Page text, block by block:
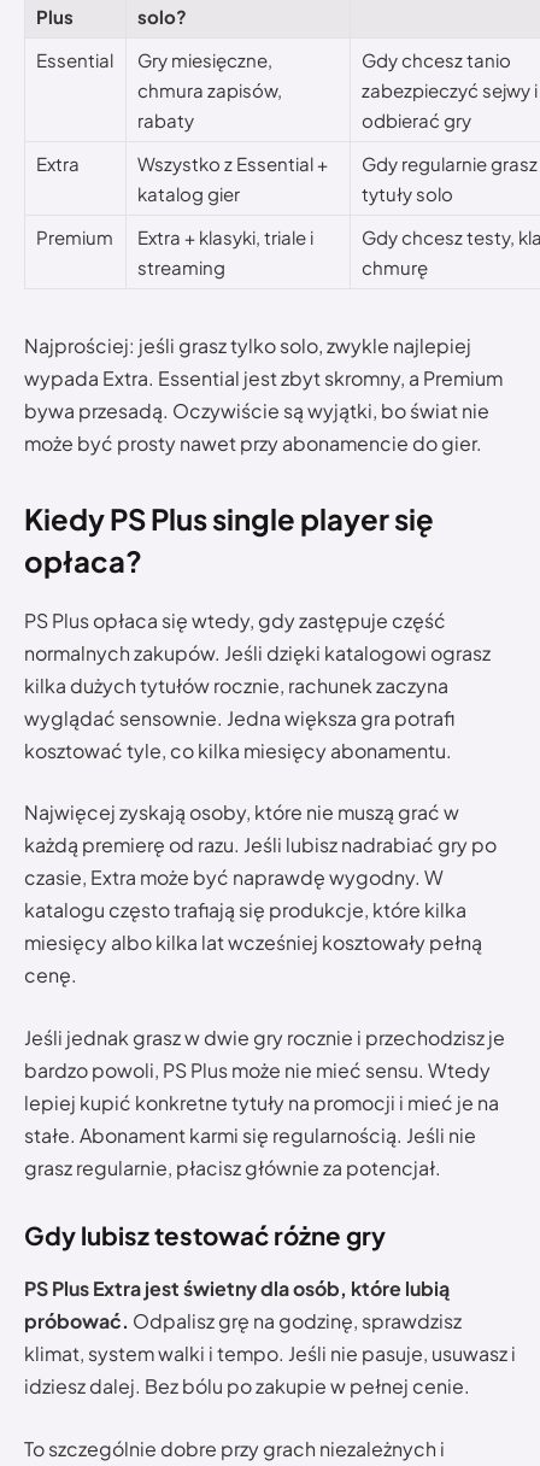
Plus
solo?
Essential
Gry miesięczne,
chmura zapisów,
rabaty
Gdy chcesz tanio
zabezpieczyć sejwy i
odbierać gry
Extra
Wszystko z Essential +
katalog gier
Gdy regularnie
tytuły solo
Premium
Extra + klasyki, triale i
streaming
Gdy chcesz testy,
chmurę
Najprościej: jeśli grasz tylko solo, zwykle najlepiej
wypada Extra. Essential jest zbyt skromny, a Premium
bywa przesadą. Oczywiście są wyjątki, bo świat nie
może być prosty nawet przy abonamencie do gier.
Kiedy PS Plus single player się
opłaca?
PS Plus opłaca się wtedy, gdy zastępuje część
normalnych zakupów. Jeśli dzięki katalogowi ograsz
kilka dużych tytułów rocznie, rachunek zaczyna
wyglądać sensownie. Jedna większa gra potrafi
kosztować tyle, co kilka miesięcy abonamentu.
Najwięcej zyskają osoby, które nie muszą grać w
każdą premierę od razu. Jeśli lubisz nadrabiać gry po
czasie, Extra może być naprawdę wygodny. W
katalogu często trafiają się produkcje, które kilka
miesięcy albo kilka lat wcześniej kosztowały pełną
cenę.
Jeśli jednak grasz w dwie gry rocznie i przechodzisz je
bardzo powoli, PS Plus może nie mieć sensu. Wtedy
lepiej kupić konkretne tytuły na promocji i mieć je na
stałe. Abonament karmi się regularnością. Jeśli nie
grasz regularnie, płacisz głównie za potencjał.
Gdy lubisz testować różne gry
PS Plus Extra jest świetny dla osób, które lubią
próbować. Odpalisz grę na godzinę, sprawdzisz
klimat, system walki i tempo. Jeśli nie pasuje, usuwasz i
idziesz dalej. Bez bólu po zakupie w pełnej cenie.
To szczególnie dobre przy grach niezależnych i